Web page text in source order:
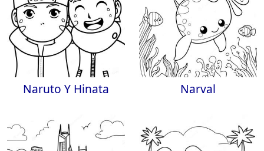
Naruto Y Hinata Narval